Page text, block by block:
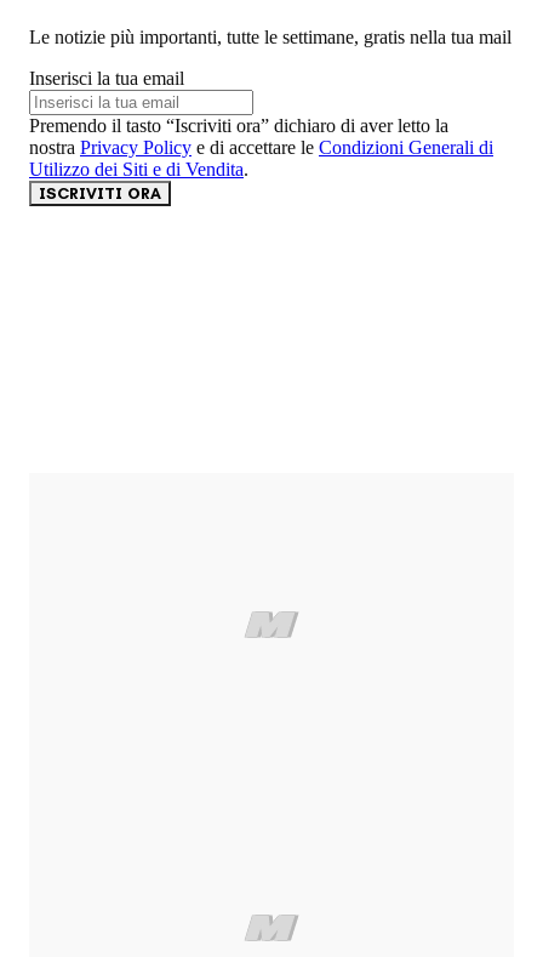
Le notizie più importanti, tutte le settimane, gratis nella tua mail
Inserisci la tua email
Premendo il tasto “Iscriviti ora” dichiaro di aver letto la
nostra Privacy Policy e di accettare le Condizioni Generali di
Utilizzo dei Siti e di Vendita.
ISCRIVITI ORA